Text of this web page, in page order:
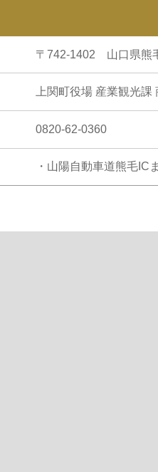
〒742-1402 山口県熊
上関町役場 産業観光課
0820-62-0360
・山陽自動車道熊毛IC